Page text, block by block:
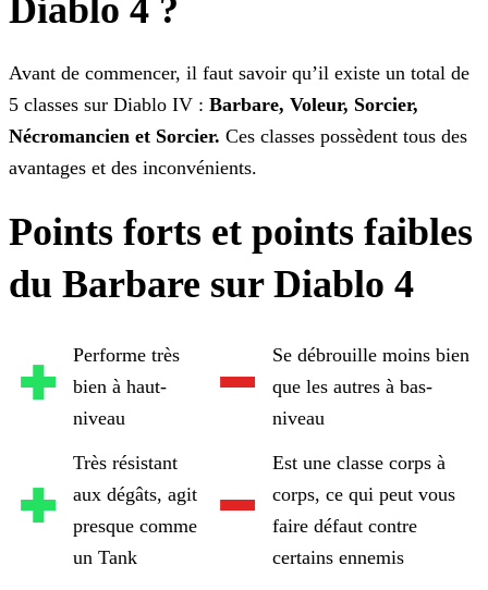
Diablo 4 ?
Avant de commencer, il faut savoir qu’il existe un total de
5 classes sur Diablo IV : Barbare, Voleur, Sorcier,
Nécromancien et Sorcier. Ces classes possèdent tous des
avantages et des inconvénients.
Points forts et points faibles
du Barbare sur Diablo 4
Performe très
bien à haut-
niveau
Se débrouille moins bien
que les autres à bas-
niveau
Très résistant
aux dégâts, agit
presque comme
un Tank
Est une classe corps à
corps, ce qui peut vous
faire défaut contre
certains ennemis